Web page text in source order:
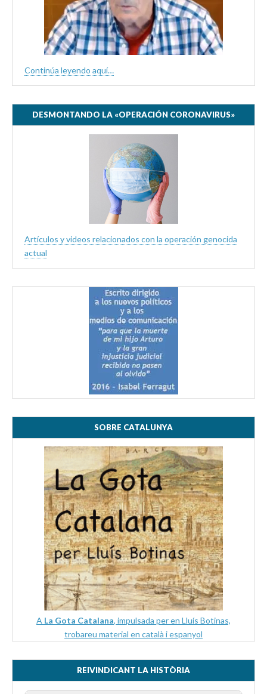
Continúa leyendo aquí…
DESMONTANDO LA «OPERACIÓN CORONAVIRUS»
Artículos y videos relacionados con la operación genocida
actual
SOBRE CATALUNYA
A La Gota Catalana, impulsada per en Lluís Botinas,
trobareu material en català i espanyol
REIVINDICANT LA HISTÒRIA